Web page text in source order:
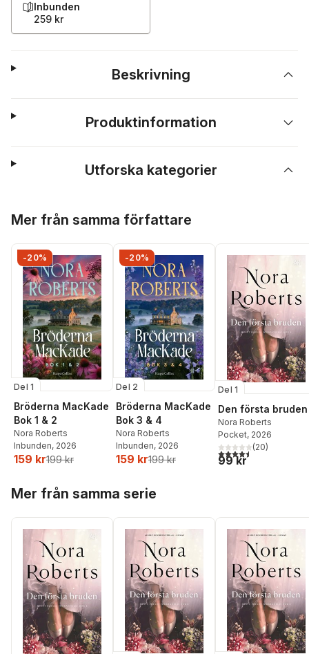
Inbunden
259 kr
Beskrivning
Produktinformation
Utforska kategorier
Mer från samma författare
-20%
Del 1
Bröderna MacKade
Bok 1 & 2
Nora Roberts
Inbunden, 2026
159 kr199 kr
-20%
Del 2
Bröderna MacKade
Bok 3 & 4
Nora Roberts
Inbunden, 2026
159 kr199 kr
Del 1
Den första bruden
Nora Roberts
Pocket, 2026
4,5utav 5 stjärnor.
(20)
99 kr
Mer från samma serie